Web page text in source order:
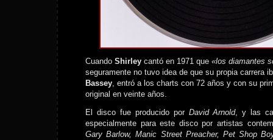
Cuando Shirley cantó en 1971 que «los diamantes
seguramente no tuvo idea de que su propia carrera
Bassey, entró a los charts con 72 años y con su
original en veinte años.
El disco fue producido por David Arnold, y las
especialmente para este disco por artistas
Gary Barlow, Manic Street Preacher, Pet Shop